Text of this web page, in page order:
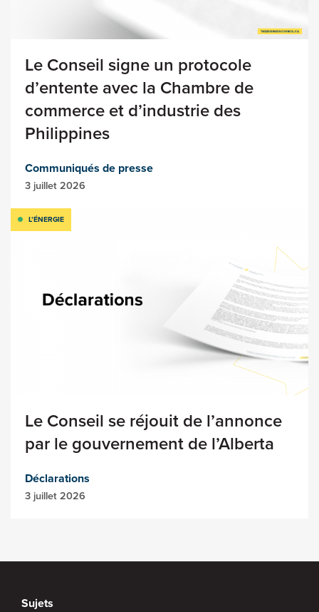
Le Conseil signe un protocole
d’entente avec la Chambre de
commerce et d’industrie des
Philippines
Communiqués de presse
3 juillet 2026
L’ÉNERGIE
Le Conseil se réjouit de l’annonce
par le gouvernement de l’Alberta
Déclarations
3 juillet 2026
Sujets